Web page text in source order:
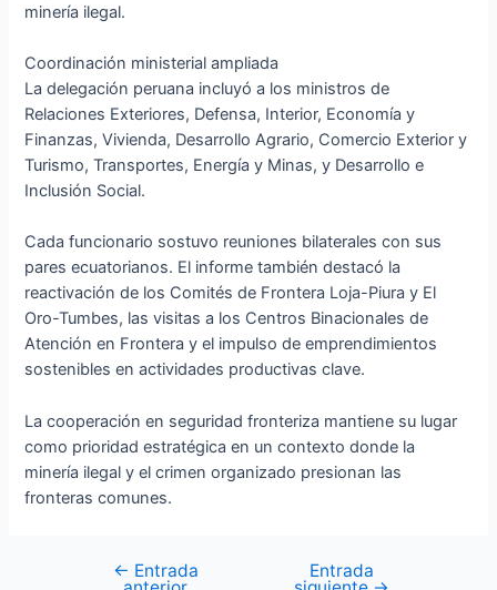
minería ilegal.
Coordinación ministerial ampliada
La delegación peruana incluyó a los ministros de
Relaciones Exteriores, Defensa, Interior, Economía y
Finanzas, Vivienda, Desarrollo Agrario, Comercio Exterior y
Turismo, Transportes, Energía y Minas, y Desarrollo e
Inclusión Social.
Cada funcionario sostuvo reuniones bilaterales con sus
pares ecuatorianos. El informe también destacó la
reactivación de los Comités de Frontera Loja-Piura y El
Oro-Tumbes, las visitas a los Centros Binacionales de
Atención en Frontera y el impulso de emprendimientos
sostenibles en actividades productivas clave.
La cooperación en seguridad fronteriza mantiene su lugar
como prioridad estratégica en un contexto donde la
minería ilegal y el crimen organizado presionan las
fronteras comunes.
← Entrada Entrada